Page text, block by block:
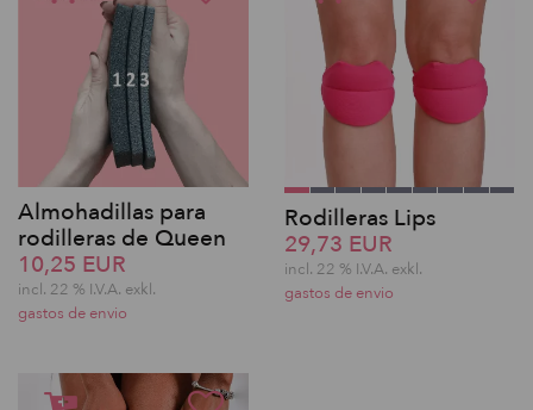
Almohadillas para
rodilleras de Queen
10,25 EUR
incl. 22 % I.V.A. exkl.
gastos de envio
Rodilleras Lips
29,73 EUR
incl. 22 % I.V.A. exkl.
gastos de envio